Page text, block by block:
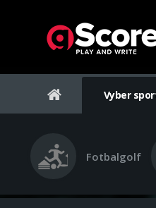
Vyber
Fotbalgolf